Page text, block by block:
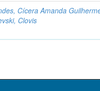
Cícera Amanda
Clovis